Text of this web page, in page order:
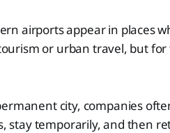
airports appear in places
or urban travel, but
city, companies
stay temporarily, and then